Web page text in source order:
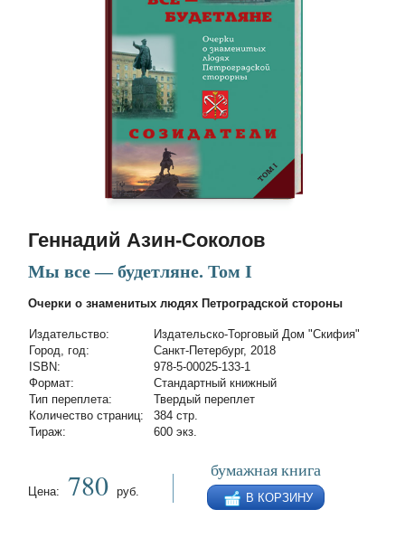
Геннадий Азин-Соколов
Мы все — будетляне. Том I
Очерки о знаменитых людях Петроградской стороны
Издательство:
Издательско-Торговый Дом "Скифия"
Город, год:
Санкт-Петербург, 2018
ISBN:
978-5-00025-133-1
Формат:
Стандартный книжный
Тип переплета:
Твердый переплет
Количество страниц:
384 стр.
Тираж:
600 экз.
Цена: 780 руб.
бумажная книга
В КОРЗИНУ